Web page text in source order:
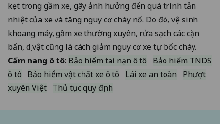
kẹt trong gầm xe, gây ảnh hưởng đến quá trình tản
nhiệt của xe và tăng nguy cơ cháy nổ. Do đó, vệ sinh
khoang máy, gầm xe thường xuyên, rửa sạch các cặn
bẩn, dị vật cũng là cách giảm nguy cơ xe tự bốc cháy.
Cẩm nang ô tô: Bảo hiểm tai nạn ô tô
Bảo hiểm TNDS
ô tô
Bảo hiểm vật chất xe ô tô Lái xe an toàn
Phượt
xuyên Việt Thủ tục quy định